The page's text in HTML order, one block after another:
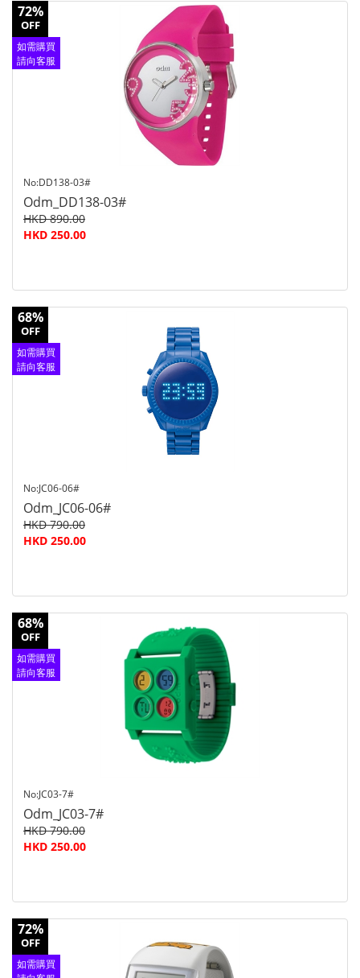
72%
OFF
如需購買
請向客服
No:DD138-03#
Odm_DD138-03#
HKD 890.00
HKD 250.00
68%
OFF
如需購買
請向客服
No:JC06-06#
Odm_JC06-06#
HKD 790.00
HKD 250.00
68%
OFF
如需購買
請向客服
No:JC03-7#
Odm_JC03-7#
HKD 790.00
HKD 250.00
72%
OFF
如需購買